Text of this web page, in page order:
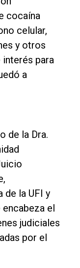
cocaína
celular,
y otros
para
a
de la Dra.
de la UFI y
el
judiciales
por el